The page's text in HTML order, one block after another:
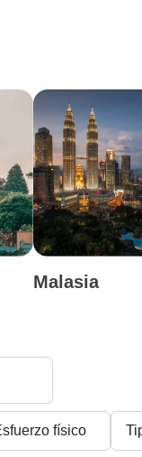
Malasia
físico